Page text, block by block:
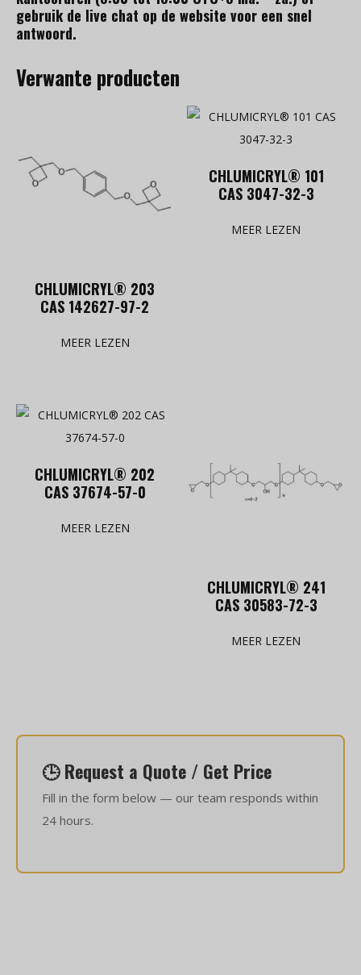
gebruik de live chat op de website voor een snel
antwoord.
Verwante producten
CHLUMICRYL® 203
CAS 142627-97-2
MEER LEZEN
CHLUMICRYL® 101
CAS 3047-32-3
MEER LEZEN
CHLUMICRYL® 202
CAS 37674-57-0
MEER LEZEN
CHLUMICRYL® 241
CAS 30583-72-3
MEER LEZEN
🕒 Request a Quote / Get Price
Fill in the form below — our team responds within
24 hours.